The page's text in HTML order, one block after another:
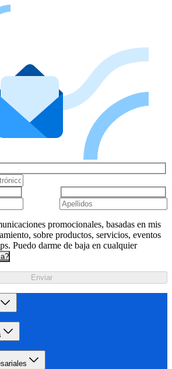
promocionales, basadas en mis
sobre productos, servicios, eventos
Puedo darme de baja en cualquier
Enviar